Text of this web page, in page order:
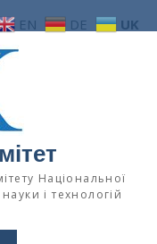
Національної
і технологій
EN DE UK